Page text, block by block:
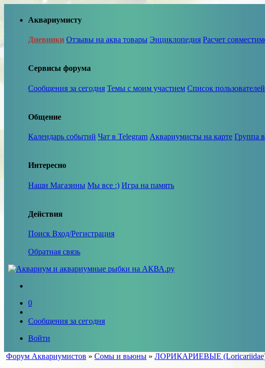
Аквариумисту
Дневники Отзывы на аква товары Энциклопедия Расчет
Сервисы форума
Сообщения за сегодня Темы с моим участием Список пользователей
Общение
Календарь событий Чат в Telegram Аквариумисты на карте Группа
Интересно
Наши Магазины Мы все :) Игра на память
Действия
Поиск Вход/Регистрация
Обратная связь
0
Сообщения за сегодня
Войти
Форум Аквариумистов » Сомы и вьюны » ЛОРИКАРИЕВЫЕ